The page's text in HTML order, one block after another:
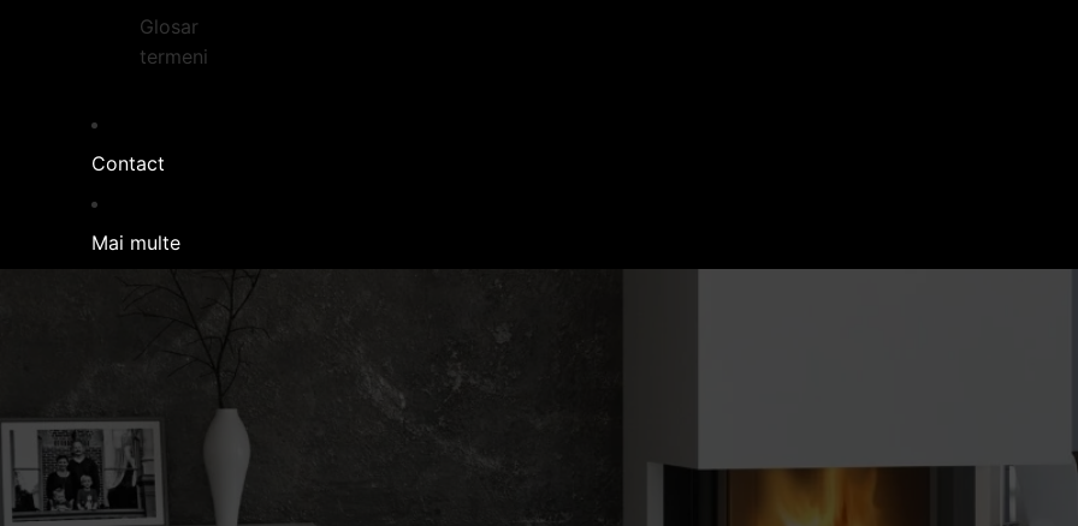
Glosar
termeni
Contact
Mai multe
FOCARE LEMNE – GAMA COMPLETA PENTRU
Focare Romotop certificate — randament 80%+, garantie
montaj autorizat disponibil.